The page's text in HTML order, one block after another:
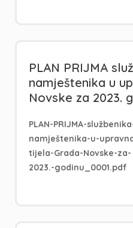
PLAN PRIJMA
namještenika u
Novske za 2023.
PLAN-PRIJMA-
namještenika-u-
tijela-Grada-Novske-za-
2023.-godinu_0001.pdf